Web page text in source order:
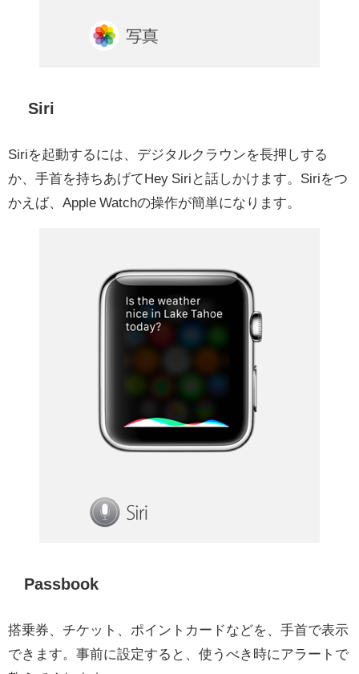
Siri
Siriを起動するには、デジタルクラウンを長押しする
か、手首を持ちあげてHey Siriと話しかけます。Siriをつ
かえば、Apple Watchの操作が簡単になります。
Passbook
搭乗券、チケット、ポイントカードなどを、手首で表示
できます。事前に設定すると、使うべき時にアラートで